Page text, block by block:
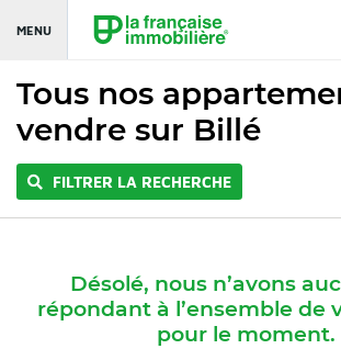
MENU
Tous nos
vendre sur Billé
FILTRER LA RECHERCHE
Désolé, nous n’avons
répondant à l’ensemble de
pour le moment.